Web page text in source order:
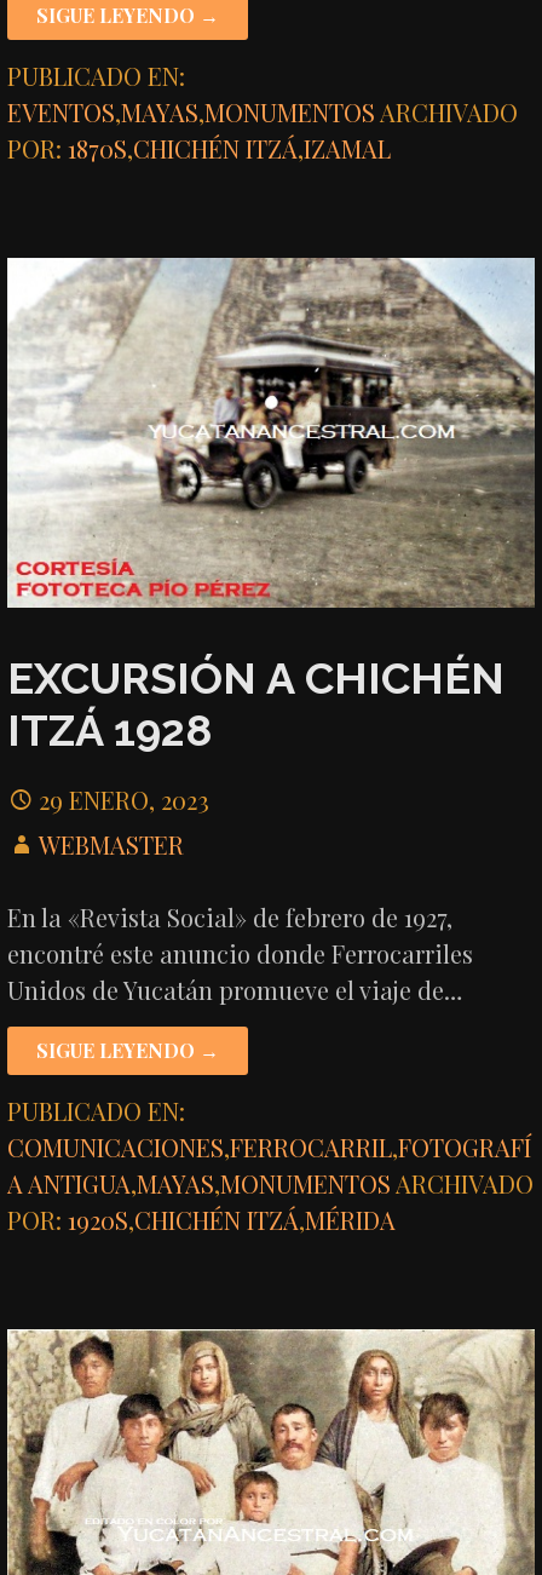
SIGUE LEYENDO →
PUBLICADO EN:
EVENTOS,MAYAS,MONUMENTOS ARCHIVADO
POR:1870S,CHICHÉN ITZÁ,IZAMAL
EXCURSIÓN A CHICHÉN
ITZÁ 1928
29 ENERO, 2023
WEBMASTER
En la «Revista Social» de febrero de 1927,
encontré este anuncio donde Ferrocarriles
Unidos de Yucatán promueve el viaje de…
SIGUE LEYENDO →
PUBLICADO EN:
COMUNICACIONES,FERROCARRIL,FOTOGRAFÍ
A ANTIGUA,MAYAS,MONUMENTOS ARCHIVADO
POR:1920S,CHICHÉN ITZÁ,MÉRIDA